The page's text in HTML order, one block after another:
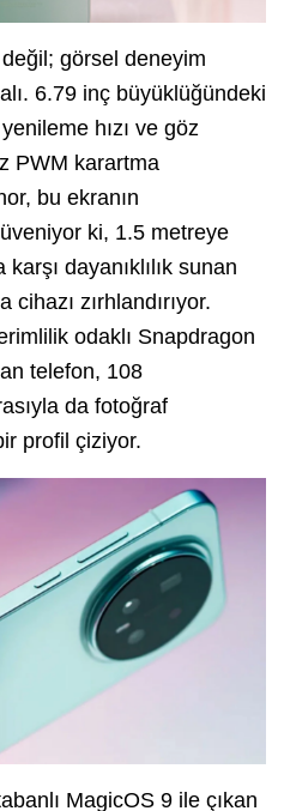
görsel deneyim
6.79 inç büyüklüğündeki
hızı ve göz
PWM karartma
bu ekranın
ki, 1.5 metreye
dayanıklılık sunan
zırhlandırıyor.
odaklı Snapdragon
telefon, 108
da fotoğraf
profil çiziyor.
MagicOS 9 ile çıkan